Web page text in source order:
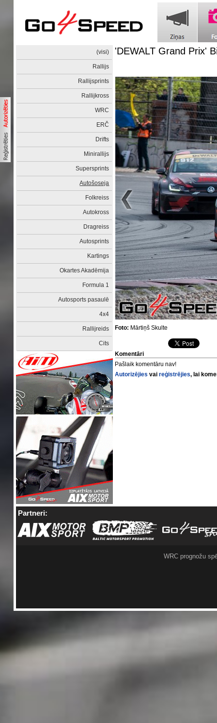
(visi)
Rallijs
Rallijsprints
Rallijkross
WRC
ERČ
Drifts
Minirallijs
Supersprints
Autošoseja
Folkreiss
Autokross
Dragreiss
Autosprints
Kartings
Okartes Akadēmija
Formula 1
Autosports pasaulē
4x4
Rallijreids
Cits
'DEWALT Grand Prix'
Foto: Mārtiņš Skulte
Komentāri
Pašlaik komentāru nav!
Autorizējies vaireģistrējies, lai
Partneri:
WRC prognožu